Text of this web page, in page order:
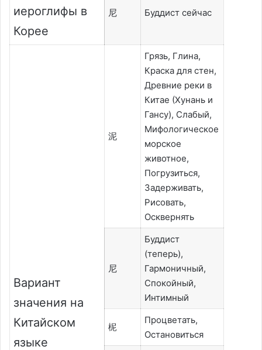
иероглифы в
Корее
尼 Буддист сейчас
Вариант
значения на
Китайском
языке
泥
Грязь, Глина,
Краска для стен,
Древние реки в
Китае (Хунань и
Гансу), Слабый,
Мифологическое
морское
животное,
Погрузиться,
Задерживать,
Рисовать,
Осквернять
尼
Буддист
(теперь),
Гармоничный,
Спокойный,
Интимный
柅
Процветать,
Остановиться